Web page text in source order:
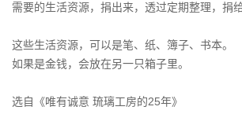
需要的生活资源，捐出来，透过定期整理，捐
这些生活资源，可以是笔、纸、簿子、书本。
如果是金钱，会放在另一只箱子里。
选自《唯有诚意 琉璃工房的25年》